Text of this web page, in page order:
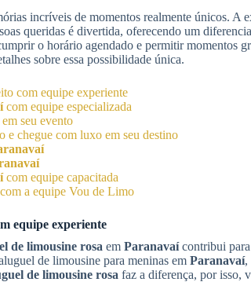
incríveis de momentos realmente únicos. A
queridas é divertida, oferecendo um
o horário agendado e permitir momentos
sobre essa possibilidade única.
com equipe experiente
com equipe especializada
seu evento
e chegue com luxo em seu destino
com equipe capacitada
a equipe Vou de Limo
equipe experiente
de limousine rosa em Paranavaícontribui para
de limousine para meninas em Paranavaí,
de limousine rosa faz a diferença, por isso,